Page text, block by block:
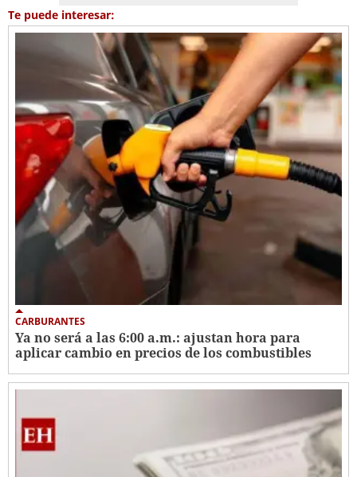
Te puede interesar:
CARBURANTES
Ya no será a las 6:00 a.m.: ajustan hora para
aplicar cambio en precios de los combustibles